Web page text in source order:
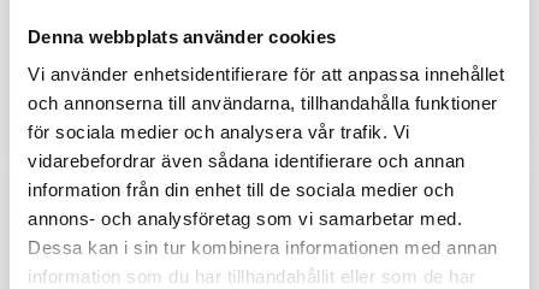
Denna webbplats använder cookies
Vi använder enhetsidentifierare för att anpassa innehållet
och annonserna till användarna, tillhandahålla funktioner
för sociala medier och analysera vår trafik. Vi
vidarebefordrar även sådana identifierare och annan
information från din enhet till de sociala medier och
annons- och analysföretag som vi samarbetar med.
Dessa kan i sin tur kombinera informationen med annan
information som du har tillhandahållit eller som de har
Vorstehmotiv tryckt på bröstet.
429 SEK
Lägg till i favoriter
med snygg passform och
Strävhårig Vorsteh
169SEK